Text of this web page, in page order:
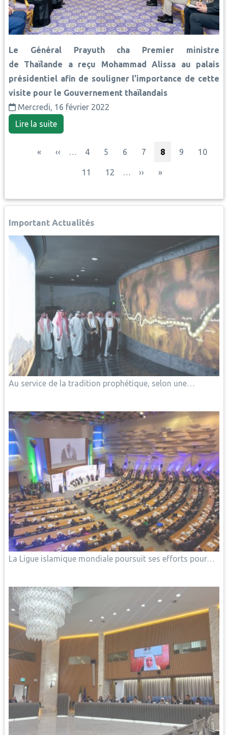
Le Général Prayuth cha Premier ministre
de Thaïlande a reçu Mohammad Alissa au palais
présidentiel afin de souligner l’importance de cette
visite pour le Gouvernement thaïlandais
Mercredi, 16 février 2022
Lire la suite
Première page
« Page précédente
‹‹ … Page
4 Page
5 Page
6 Page
7 Page courante
8 Page
9 Page
10
Page
11 Page
12 … Page suivante
›› Dernière page
»
Important Actualités
Au service de la tradition prophétique, selon une…
La Ligue islamique mondiale poursuit ses efforts pour…